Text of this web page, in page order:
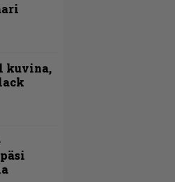
kuvina,